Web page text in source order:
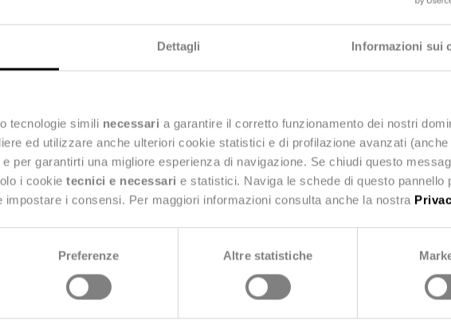
Dettagli Informazioni sui
o tecnologie simili necessari a garantire il corretto funzionamento dei nostri
ed utilizzare anche ulteriori cookie statistici e di profilazione avanzati
per garantirti una migliore esperienza di navigazione. Se chiudi questo
i cookie tecnici e necessari e statistici. Naviga le schede di questo pannello
i consensi. Per maggiori informazioni consulta anche la nostra
Preferenze Altre statistiche
il proprio sistema informativo in modo da rendere più
Next ha sviluppato la soluzione che oggi permette di
(APE – Attestati di Prestazione Energetica) e le
le informazioni grazie alle potenzialità diGeoNext,la
“what if” in grado di supportare la simulazione degli
rispondendo per esempio a domande quali “che effetto
data, con determinate caratteristiche energetiche, di una
supportare in logica “data driven” la definizione ed il
storico in cui la transizione energetica diventa centrale